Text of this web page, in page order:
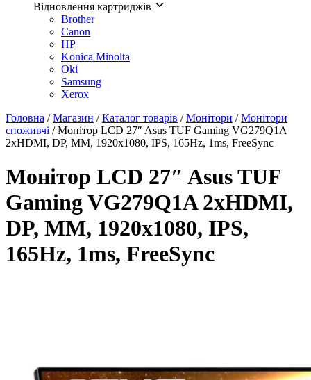
Відновлення картриджів
Brother
Canon
HP
Konica Minolta
Oki
Samsung
Xerox
Головна /Магазин /Каталог товарів /Монітори /Монітори
споживчі / Монiтор LCD 27″ Asus TUF Gaming VG279Q1A
2xHDMI, DP, MM, 1920х1080, IPS, 165Hz, 1ms, FreeSync
Монiтор LCD 27″ Asus TUF
Gaming VG279Q1A 2xHDMI,
DP, MM, 1920х1080, IPS,
165Hz, 1ms, FreeSync